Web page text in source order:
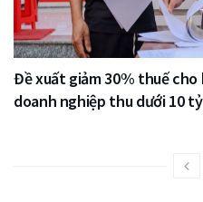
Đề xuất giảm 30% thuế
doanh nghiệp thu dưới 10